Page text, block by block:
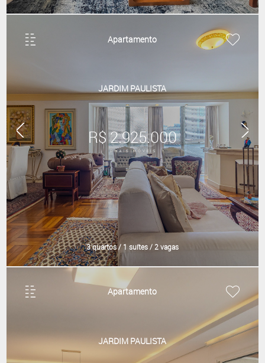
Apartamento
JARDIM PAULISTA
R$ 2.925.000
3 quartos / 1 suítes / 2 vagas
Apartamento
JARDIM PAULISTA